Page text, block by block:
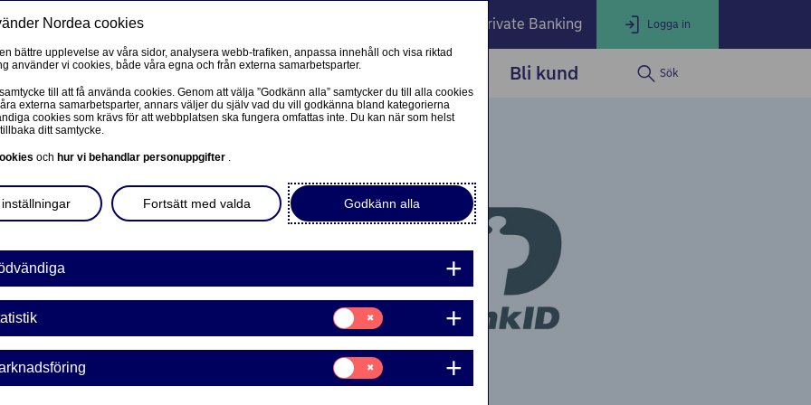
Private Banking Logga in
LOGGA IN
Logga in som företagskund
Nordea Business
FÖRETAG
Corporate Netbank
Nordea Corporate
Våra sidor – kundinformation
Företagets Dokument/Signera digitalt
GiroLink
Nordea Bokföring
Ditt liv Våra tjänster Bli kund Sök
från
första gången, behöver
använda ett giltigt
dig. Det är också bra att
Nordea cookies
bättre upplevelse av våra sidor, analysera webb-trafiken, anpassa innehåll och visa riktad
använder vi cookies, både våra egna och från externa samarbetsparter.
till att få använda cookies. Genom att välja ”Godkänn alla” samtycker du till alla cookies
externa samarbetsparter, annars väljer du själv vad du vill godkänna bland kategorierna
cookies som krävs för att webbplatsen ska fungera omfattas inte. Du kan när som helst
ditt samtycke.
och hur vi behandlar personuppgifter .
Godkänn alla
Fortsätt med valda
Samtycke
för:
Statistik
Samtycke
för:
Marknadsföring